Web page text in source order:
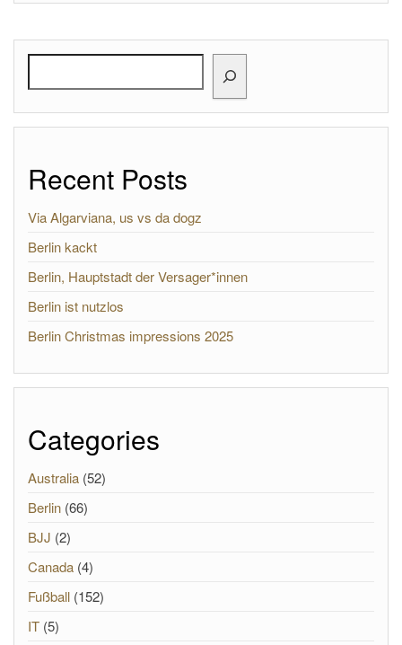
Recent Posts
Via Algarviana, us vs da dogz
Berlin kackt
Berlin, Hauptstadt der Versager*innen
Berlin ist nutzlos
Berlin Christmas impressions 2025
Categories
Australia (52)
Berlin (66)
BJJ (2)
Canada (4)
Fußball (152)
IT (5)